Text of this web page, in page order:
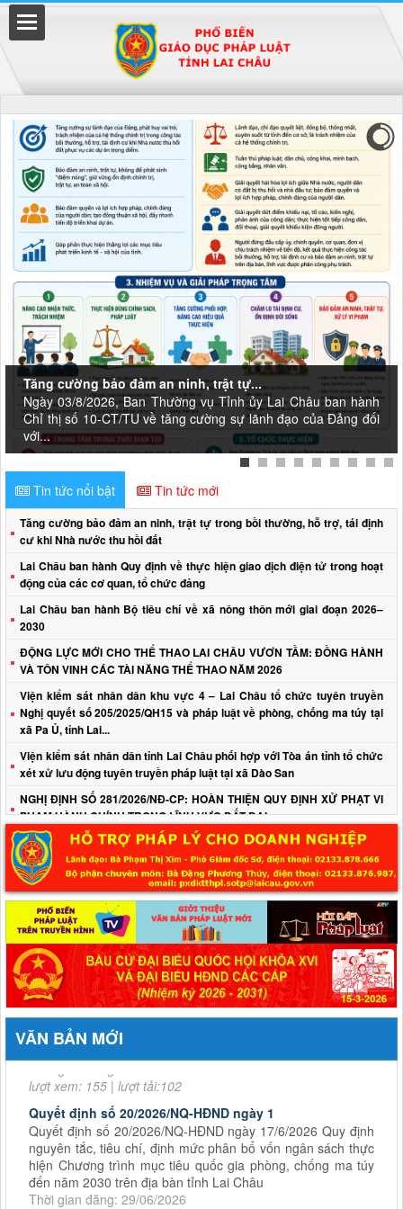
Tăng cường bảo đảm an ninh, trật tự...
Ngày 03/8/2026, Ban Thường vụ Tỉnh ủy Lai Châu ban hành
Chỉ thị số 10-CT/TU về tăng cường sự lãnh đạo của Đảng đối
với...
Tin tức nổi bật Tin tức mới
Tăng cường bảo đảm an ninh, trật tự trong bồi thường, hỗ trợ, tái định
cư khi Nhà nước thu hồi đất
Lai Châu ban hành Quy định về thực hiện giao dịch điện tử trong hoạt
động của các cơ quan, tổ chức đảng
Lai Châu ban hành Bộ tiêu chí về xã nông thôn mới giai đoạn 2026–
2030
ĐỘNG LỰC MỚI CHO THỂ THAO LAI CHÂU VƯƠN TẦM: ĐỒNG HÀNH
VÀ TÔN VINH CÁC TÀI NĂNG THỂ THAO NĂM 2026
Viện kiểm sát nhân dân khu vực 4 – Lai Châu tổ chức tuyên truyền
Nghị quyết số 205/2025/QH15 và pháp luật về phòng, chống ma túy tại
xã Pa Ủ, tỉnh Lai...
Viện kiểm sát nhân dân tỉnh Lai Châu phối hợp với Tòa án tỉnh tổ chức
xét xử lưu động tuyên truyền pháp luật tại xã Dào San
NGHỊ ĐỊNH SỐ 281/2026/NĐ-CP: HOÀN THIỆN QUY ĐỊNH XỬ PHẠT VI
PHẠM HÀNH CHÍNH TRONG LĨNH VỰC ĐẤT ĐAI
Bộ Tài chính công bố Thông tư số 111/2020/TT-BTC tiếp tục có hiệu lực
VĂN BẢN MỚI
Quyết định số 44/2026/QĐ-UBND
ngày 17/6/2026 Quy định trình tự, thủ tục hành chính về đất
đai trên địa bàn tỉnh Lai Châu
Thời gian đăng: 24/06/2026
lượt xem: 155 | lượt tải:102
Quyết định số 20/2026/NQ-HĐND ngày 1
Quyết định số 20/2026/NQ-HĐND ngày 17/6/2026 Quy định
nguyên tắc, tiêu chí, định mức phân bổ vốn ngân sách thực
hiện Chương trình mục tiêu quốc gia phòng, chống ma túy
đến năm 2030 trên địa bàn tỉnh Lai Châu
Thời gian đăng: 29/06/2026
lượt xem: 102 | lượt tải:65
Nghị quyết số 14/2026/NQ-HĐND
Đã kết nối EMC